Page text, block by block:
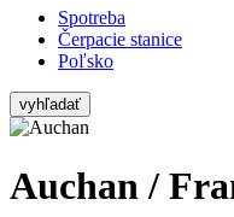
Spotreba
Čerpacie stanice
Poľsko
vyhľadať
Auchan /